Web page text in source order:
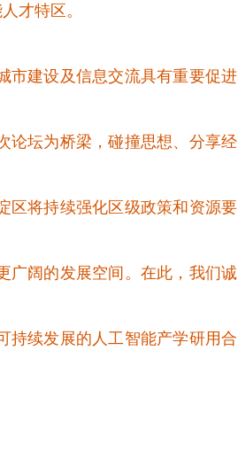
才特区。
市建设及信息交流具有重要促进
论坛为桥梁，碰撞思想、分享经
区将持续强化区级政策和资源要
广阔的发展空间。在此，我们诚
持续发展的人工智能产学研用合